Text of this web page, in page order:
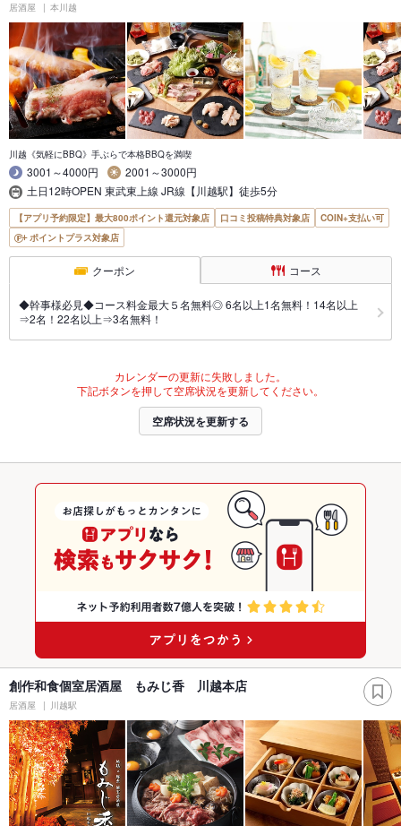
居酒屋 本川越
川越《気軽にBBQ》手ぶらで本格BBQを満喫
3001～4000円
2001～3000円
土日12時OPEN 東武東上線 JR線【川越駅】徒歩5分
【アプリ予約限定】最大800ポイント還元対象店 口コミ投稿特典対象店
COIN+支払い可
ポイントプラス対象店
クーポン コース
◆幹事様必見◆コース料金最大５名無料◎ 6名以上1名無料！14名以上
⇒2名！22名以上⇒3名無料！
カレンダーの更新に失敗しました。
下記ボタンを押して空席状況を更新してください。
空席状況を更新する
創作和食個室居酒屋 もみじ香 川越本店
居酒屋 川越駅